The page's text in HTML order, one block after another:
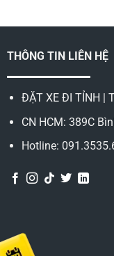
THÔNG TIN LIÊN HỆ
ĐẶT XE ĐI TỈNH |
CN HCM: 389C
Hotline: